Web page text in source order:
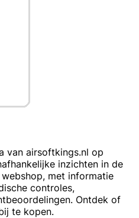
van airsoftkings.nl op
inzichten in de
met informatie
controles,
Ontdek of
te kopen.